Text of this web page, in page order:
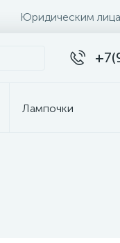
Юридическим
Лампочки